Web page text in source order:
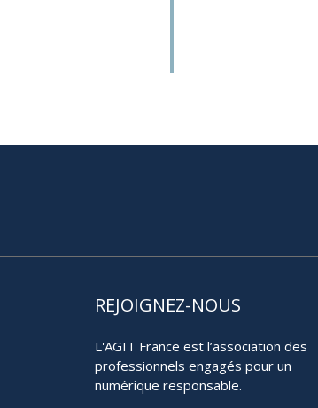
REJOIGNEZ-NOUS
L'AGIT France est l’association des
professionnels engagés pour un
numérique responsable.